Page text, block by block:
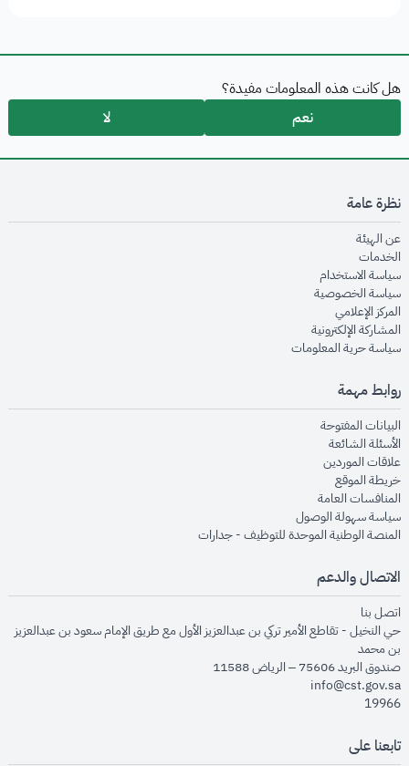
هل كانت هذه المعلومات مفيدة؟
نعم
لا
نظرة عامة
عن الهيئةopens in new window
الخدماتopens in new window
سياسة الاستخدام
سياسة الخصوصيةopens in new window
المركز الإعلاميopens in new window
المشاركة الإلكترونيةopens in new window
سياسة حرية المعلوماتopens in new window
روابط مهمة
البيانات المفتوحةopens in new window
الأسئلة الشائعةopens in new window
علاقات الموردينopens in new window
خريطة الموقعopens in new window
المنافسات العامةopens in new window
سياسة سهولة الوصولopens in new window
المنصة الوطنية الموحدة للتوظيف - جداراتopens in new window
الاتصال والدعم
اتصل بنا
حي النخيل - تقاطع الأمير تركي بن عبدالعزيز الأول مع طريق الإمام سعود بن عبدالعزيز
بن محمد
صندوق البريد 75606 – الرياض 11588
info@cst.gov.sa
19966
تابعنا على